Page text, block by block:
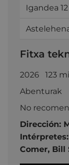
Igandea 12
Fitxa
2026 123
Abenturak
No
Dirección:
Intérpretes:
Comer, Bill